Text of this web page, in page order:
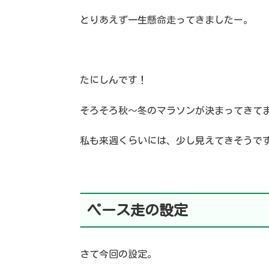
とりあえず一生懸命走ってきましたー。
たにしんです！
そろそろ秋〜冬のマラソンが決まってきて
私も来週くらいには、少し見えてきそうです
ペース走の設定
さて今回の設定。